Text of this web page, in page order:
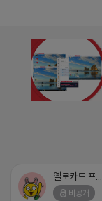
옐로카드 프로도
비공개